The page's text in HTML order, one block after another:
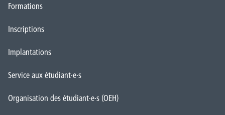
Formations
Inscriptions
Implantations
Service aux étudiant·e·s
Organisation des étudiant·e·s (OEH)